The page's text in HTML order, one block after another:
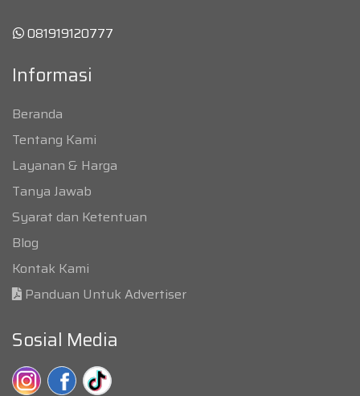
081919120777
Informasi
Beranda
Tentang Kami
Layanan & Harga
Tanya Jawab
Syarat dan Ketentuan
Blog
Kontak Kami
Panduan Untuk Advertiser
Sosial Media